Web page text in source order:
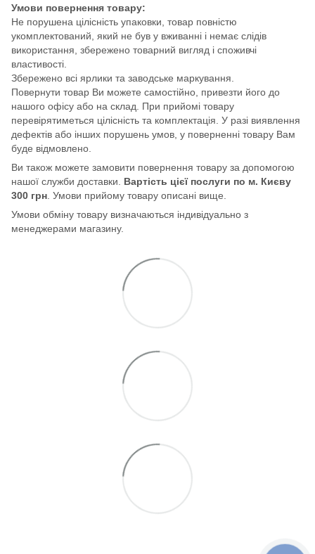
Умови повернення товару:
Не порушена цілісність упаковки, товар повністю
укомплектований, який не був у вживанні і немає слідів
використання, збережено товарний вигляд і споживчі
властивості.
Збережено всі ярлики та заводське маркування.
Повернути товар Ви можете самостійно, привезти його до
нашого офісу або на склад. При прийомі товару
перевірятиметься цілісність та комплектація. У разі виявлення
дефектів або інших порушень умов, у поверненні товару Вам
буде відмовлено.
Ви також можете замовити повернення товару за допомогою
нашої служби доставки. Вартість цієї послуги по м. Києву
300 грн . Умови прийому товару описані вище.
Умови обміну товару визначаються індивідуально з
менеджерами магазину.